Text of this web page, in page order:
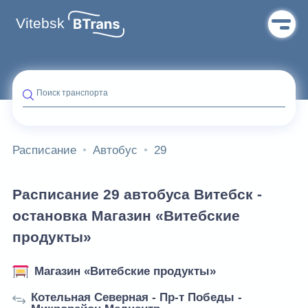
Vitebsk
Поиск транспорта
Расписание Автобус 29
Расписание 29 автобуса Витебск -
остановка Магазин «Витебские
продукты»
Магазин «Витебские продукты»
Котельная Северная - Пр-т Победы -